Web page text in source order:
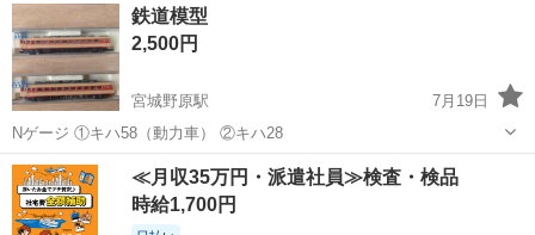
鉄道模型
2,500円
宮城野原駅
7月19日
Nゲージ ①キハ58（動力車） ②キハ28
宮城 仙台市 宮城野原駅 模型、プラモデル 鉄道模型
≪月収35万円・派遣社員≫検査・検品
時給1,700円